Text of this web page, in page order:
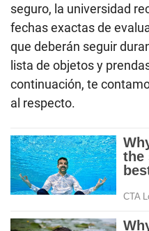
seguro, la universidad
fechas exactas de
que deberán seguir
lista de objetos y
continuación, te
al respecto.